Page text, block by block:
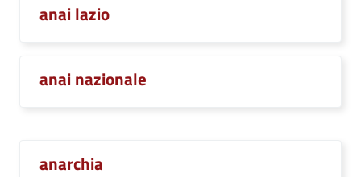
anai lazio
anai nazionale
anarchia